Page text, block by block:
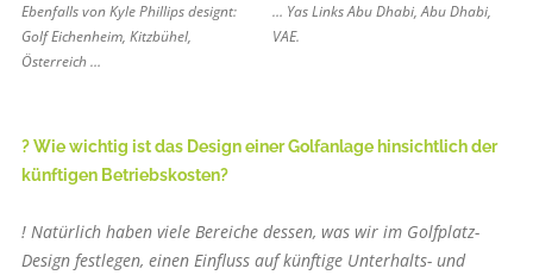
Ebenfalls von Kyle Phillips designt:
Golf Eichenheim, Kitzbühel,
Österreich …
… Yas Links Abu Dhabi, Abu Dhabi,
VAE.
? Wie wichtig ist das Design einer Golfanlage hinsichtlich der
künftigen Betriebskosten?
! Natürlich haben viele Bereiche dessen, was wir im Golfplatz-
Design festlegen, einen Einfluss auf künftige Unterhalts- und